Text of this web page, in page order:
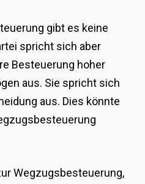
gibt es keine
spricht sich aber
Besteuerung hoher
aus. Sie spricht sich
aus. Dies könnte
Wegzugsbesteuerung,